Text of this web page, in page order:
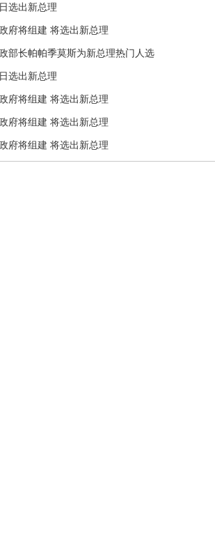
选出新总理
府将组建 将选出新总理
部长帕帕季莫斯为新总理热门人选
选出新总理
府将组建 将选出新总理
府将组建 将选出新总理
府将组建 将选出新总理